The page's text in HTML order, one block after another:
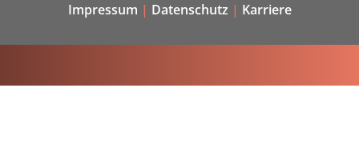
Impressum | Datenschutz | Karriere